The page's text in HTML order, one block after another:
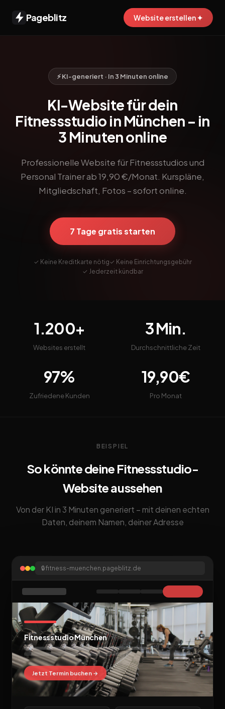
Pageblitz Website erstellen ✦
⚡ KI-generiert · In 3 Minuten online
KI-Website für dein
Fitnessstudio in München – in
3 Minuten online
Professionelle Website für Fitnessstudios und
Personal Trainer ab 19,90 €/Monat. Kurspläne,
Mitgliedschaft, Fotos – sofort online.
7 Tage gratis starten
✓ Keine Kreditkarte nötig✓ Keine Einrichtungsgebühr
✓ Jederzeit kündbar
1.200+
Websites erstellt
3 Min.
Durchschnittliche Zeit
97%
Zufriedene Kunden
19,90€
Pro Monat
BEISPIEL
So könnte deine Fitnessstudio-
Website aussehen
Von der KI in 3 Minuten generiert – mit deinen echten
Daten, deinem Namen, deiner Adresse
🔒fitness-muenchen.pageblitz.de
Fitnessstudio München
Jetzt Termin buchen →